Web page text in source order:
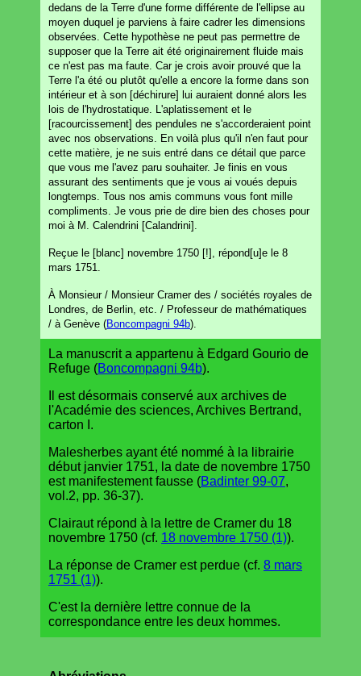
dedans de la Terre d'une forme différente de l'ellipse au
moyen duquel je parviens à faire cadrer les dimensions
observées. Cette hypothèse ne peut pas permettre de
supposer que la Terre ait été originairement fluide mais
ce n'est pas ma faute. Car je crois avoir prouvé que la
Terre l'a été ou plutôt qu'elle a encore la forme dans son
intérieur et à son [déchirure] lui auraient donné alors les
lois de l'hydrostatique. L'aplatissement et le
[racourcissement] des pendules ne s'accorderaient point
avec nos observations. En voilà plus qu'il n'en faut pour
cette matière, je ne suis entré dans ce détail que parce
que vous me l'avez paru souhaiter. Je finis en vous
assurant des sentiments que je vous ai voués depuis
longtemps. Tous nos amis communs vous font mille
compliments. Je vous prie de dire bien des choses pour
moi à M. Calendrini [Calandrini].
Reçue le [blanc] novembre 1750 [!], répond[u]e le 8
mars 1751.
À Monsieur / Monsieur Cramer des / sociétés royales de
Londres, de Berlin, etc. / Professeur de mathématiques
/ à Genève (Boncompagni 94b).
La manuscrit a appartenu à Edgard Gourio de
Refuge (Boncompagni 94b).
Il est désormais conservé aux archives de
l'Académie des sciences, Archives Bertrand,
carton I.
Malesherbes ayant été nommé à la librairie
début janvier 1751, la date de novembre 1750
est manifestement fausse (Badinter 99-07,
vol.2, pp. 36-37).
Clairaut répond à la lettre de Cramer du 18
novembre 1750 (cf. 18 novembre 1750 (1)).
La réponse de Cramer est perdue (cf. 8 mars
1751 (1)).
C'est la dernière lettre connue de la
correspondance entre les deux hommes.